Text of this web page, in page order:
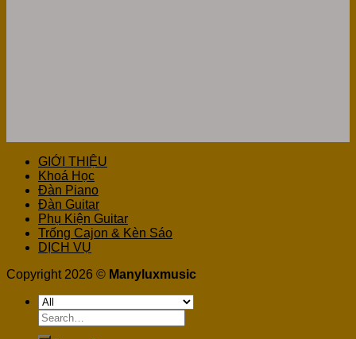
GIỚI THIỆU
Khoá Học
Đàn Piano
Đàn Guitar
Phụ Kiện Guitar
Trống Cajon & Kèn Sáo
DỊCH VỤ
Copyright 2026 © Manyluxmusic
Search
for: